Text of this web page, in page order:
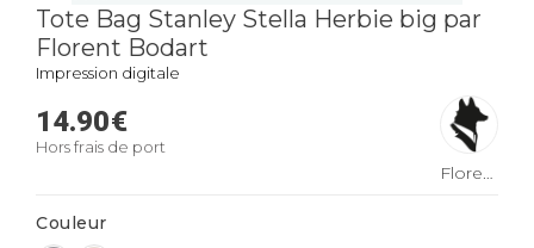
Tote Bag Stanley Stella Herbie big par
Florent Bodart
Impression digitale
14.90€
Hors frais de port
Florent
Couleur